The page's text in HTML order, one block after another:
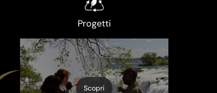
Progetti
Scopri